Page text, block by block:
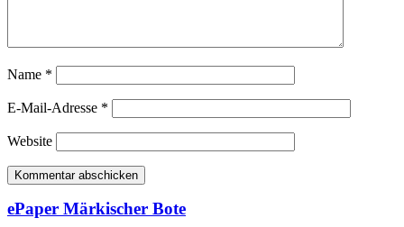
Name *
E-Mail-Adresse *
Website
ePaper Märkischer Bote